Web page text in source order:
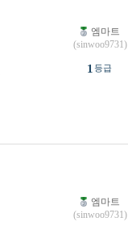
엠마트
(sinwoo9731)
1 등급
엠마트
(sinwoo9731)